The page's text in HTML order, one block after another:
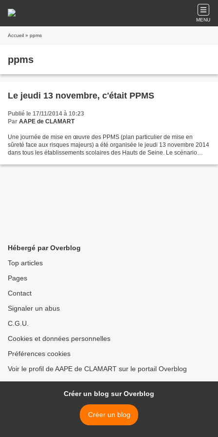
MENU
Accueil » ppms
ppms
Le jeudi 13 novembre, c'était PPMS
Publié le 17/11/2014 à 10:23
Par AAPE de CLAMART
Une journée de mise en œuvre des PPMS (plan particulier de mise en
sûreté face aux risques majeurs) a été organisée le jeudi 13 novembre 2014
dans tous les établissements scolaires des Hauts de Seine. Le scénario
Hébergé par Overblog
Top articles
Pages
Contact
Signaler un abus
C.G.U.
Cookies et données personnelles
Préférences cookies
Voir le profil de AAPE de CLAMART sur le portail Overblog
Créer un blog sur Overblog
Créer un blog